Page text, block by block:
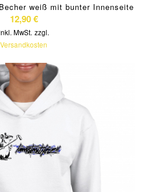
weiß mit bunter Innenseite
12,90€
MwSt. zzgl.
Versandkosten